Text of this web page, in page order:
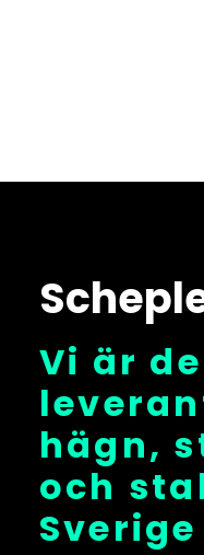
Vi är
hägn,
och
Sverige